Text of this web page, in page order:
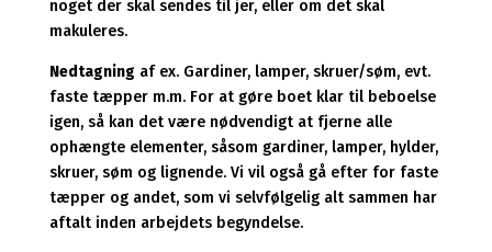
noget der skal sendes til jer, eller om det skal
makuleres.
Nedtagning af ex. Gardiner, lamper, skruer/søm, evt.
faste tæpper m.m. For at gøre boet klar til beboelse
igen, så kan det være nødvendigt at fjerne alle
ophængte elementer, såsom gardiner, lamper, hylder,
skruer, søm og lignende. Vi vil også gå efter for faste
tæpper og andet, som vi selvfølgelig alt sammen har
aftalt inden arbejdets begyndelse.